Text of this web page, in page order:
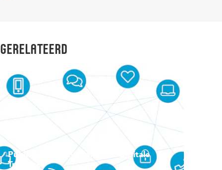
Gerelateerd
Publieke Dienstverlening in Digitale
Transitie